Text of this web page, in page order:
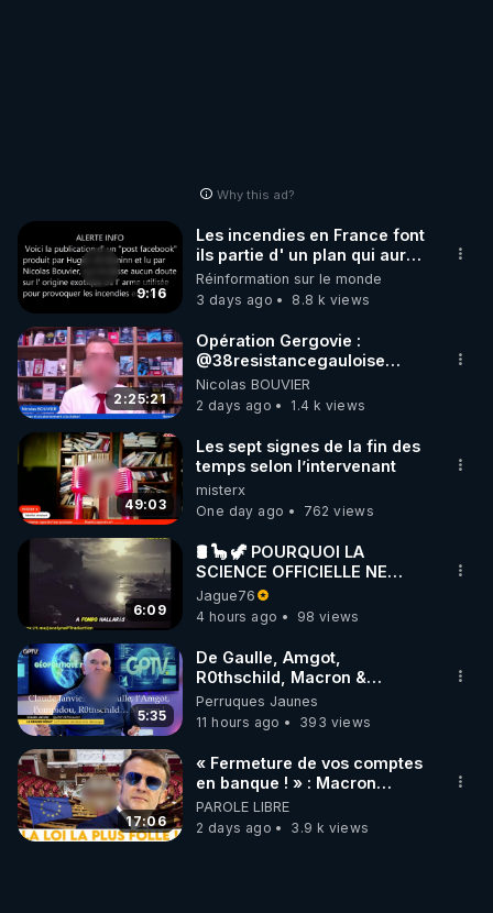
Why this ad?
9:16
Les incendies en France font
ils partie d' un plan qui aurait
débuté le 11 septembre 2001
?
Réinformation sur le monde
3 days ago
8.8 k views
2:25:21
Opération Gergovie :
‪@38resistancegauloise‬
‪@MarionSigautOfficiel‬
‪@gladysriifard5710‬ Laëtitia
Nicolas BOUVIER
2 days ago
1.4 k views
49:03
Les sept signes de la fin des
temps selon l’intervenant
misterx
One day ago
762 views
6:09
🛢 🦕 🦖 POURQUOI LA
SCIENCE OFFICIELLE NE
CONNAÎT-ELLE PAS LA VRAIE
ORIGINE DU PÉTROLE ?
Jague76
4 hours ago
98 views
5:35
De Gaulle, Amgot,
R0thschild, Macron &
Pompidou… Macron Claude
Janvier, GPTV, 18 X 2024
Perruques Jaunes
11 hours ago
393 views
17:06
« Fermeture de vos comptes
en banque ! » : Macron
impose une loi folle !
PAROLE LIBRE
2 days ago
3.9 k views